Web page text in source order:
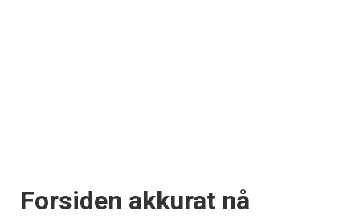
Forsiden akkurat nå